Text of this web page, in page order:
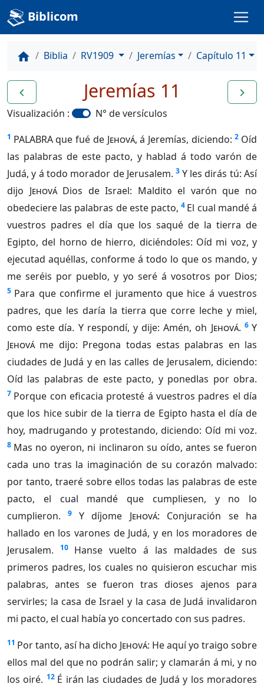
Biblicom
home Biblia RV1909 Jeremías Capítulo 11
navigate_before navigate_next
Jeremías 11
Visualización : N° de versículos
1 PALABRA que fué de Jehová, á Jeremías, diciendo: 2 Oíd
las palabras de este pacto, y hablad á todo varón de
Judá, y á todo morador de Jerusalem. 3 Y les dirás tú: Así
dijo JehováDios de Israel: Maldito el varón que no
obedeciere las palabras de este pacto, 4 El cual mandé á
vuestros padres el día que los saqué de la tierra de
Egipto, del horno de hierro, diciéndoles: Oíd mi voz, y
ejecutad aquéllas, conforme á todo lo que os mando, y
me seréis por pueblo, y yo seré á vosotros por Dios;
5 Para que confirme el juramento que hice á vuestros
padres, que les daría la tierra que corre leche y miel,
como este día. Y respondí, y dije: Amén, oh Jehová. 6 Y
Jehováme dijo: Pregona todas estas palabras en las
ciudades de Judá y en las calles de Jerusalem, diciendo:
Oíd las palabras de este pacto, y ponedlas por obra.
7 Porque con eficacia protesté á vuestros padres el día
que los hice subir de la tierra de Egipto hasta el día de
hoy, madrugando y protestando, diciendo: Oíd mi voz.
8 Mas no oyeron, ni inclinaron su oído, antes se fueron
cada uno tras la imaginación de su corazón malvado:
por tanto, traeré sobre ellos todas las palabras de este
pacto, el cual mandé que cumpliesen, y no lo
cumplieron.
9 Y díjome Jehová: Conjuración se ha
hallado en los varones de Judá, y en los moradores de
Jerusalem.
10
Hanse vuelto á las maldades de sus
primeros padres, los cuales no quisieron escuchar mis
palabras, antes se fueron tras dioses ajenos para
servirles; la casa de Israel y la casa de Judá invalidaron
mi pacto, el cual había yo concertado con sus padres.
11 Por tanto, así ha dicho Jehová: He aquí yo traigo sobre
ellos mal del que no podrán salir; y clamarán á mi, y no
los oiré. 12 É irán las ciudades de Judá y los moradores